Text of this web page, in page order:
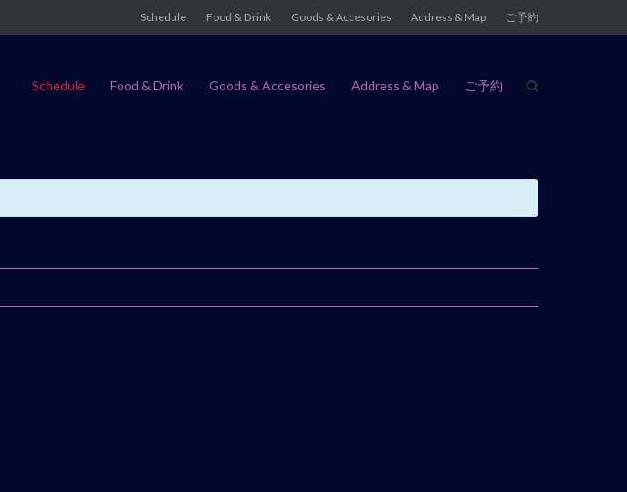
Schedule Food & Drink Goods & Accesories Address & Map ご予約
Schedule Food & Drink Goods & Accesories Address & Map ご予約